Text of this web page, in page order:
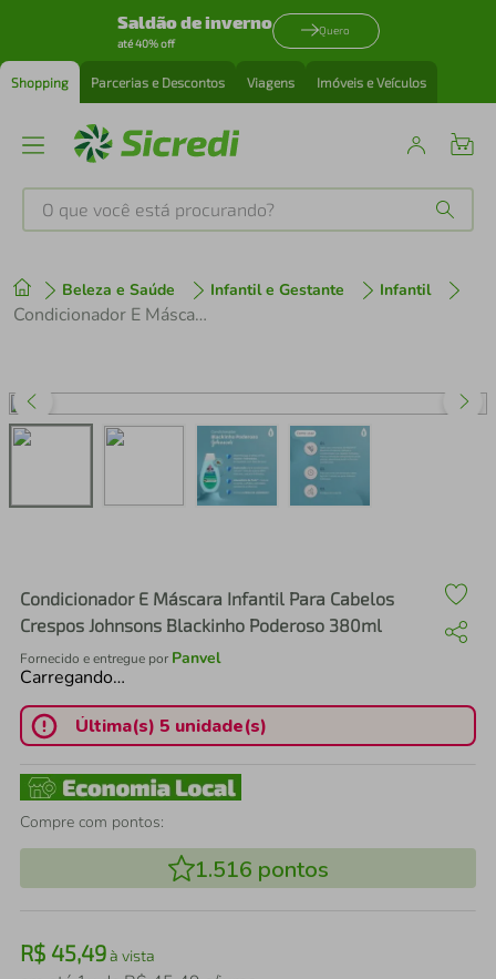
Saldão de inverno
até 40% off
Quero
Shopping Parcerias e Descontos Viagens Imóveis e Veículos
O que você está procurando?
Beleza e Saúde Infantil e Gestante Infantil
Condicionador E Máscara Infantil Para Cabelos Crespos Johnsons Blackinho Poderoso 380ml
Condicionador E Máscara Infantil Para Cabelos
Crespos Johnsons Blackinho Poderoso 380ml
Fornecido e entregue por Panvel
Carregando…
Última(s) 5 unidade(s)
Compre com pontos:
1.516 pontos
R$ 45,49à vista
1º tenis
perfume